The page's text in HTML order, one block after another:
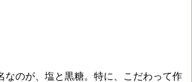
なのが、塩と黒糖。特に、こだわって作